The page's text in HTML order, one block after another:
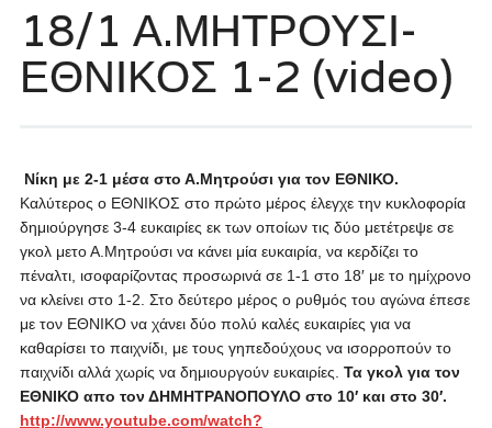
18/1 Α.ΜΗΤΡΟΥΣΙ-
ΕΘΝΙΚΟΣ 1-2 (video)
Νίκη με 2-1 μέσα στο Α.Μητρούσι για τον ΕΘΝΙΚΟ.
Καλύτερος ο ΕΘΝΙΚΟΣ στο πρώτο μέρος έλεγχε την κυκλοφορία
δημιούργησε 3-4 ευκαιρίες εκ των οποίων τις δύο μετέτρεψε σε
γκολ μετο Α.Μητρούσι να κάνει μία ευκαιρία, να κερδίζει το
πέναλτι, ισοφαρίζοντας προσωρινά σε 1-1 στο 18′ με το ημίχρονο
να κλείνει στο 1-2. Στο δεύτερο μέρος ο ρυθμός του αγώνα έπεσε
με τον ΕΘΝΙΚΟ να χάνει δύο πολύ καλές ευκαιρίες για να
καθαρίσει το παιχνίδι, με τους γηπεδούχους να ισορροπούν το
παιχνίδι αλλά χωρίς να δημιουργούν ευκαιρίες. Τα γκολ για τον
ΕΘΝΙΚΟ απο τον ΔΗΜΗΤΡΑΝΟΠΟΥΛΟ στο 10′ και στο 30′.
http://www.youtube.com/watch?